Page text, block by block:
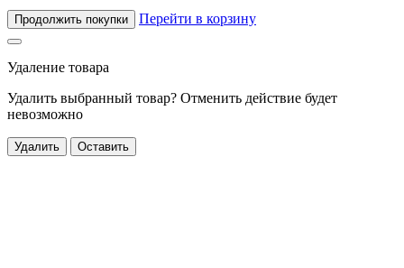
Продолжить покупки Перейти в корзину
Удаление товара
Удалить выбранный товар? Отменить действие будет
невозможно
Удалить Оставить